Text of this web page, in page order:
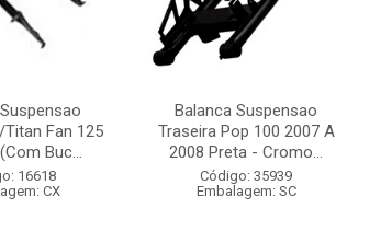
Fan 125
Buc...
16618
CX
Balanca Suspensao
Traseira Pop 100 2007 A
2008 Preta - Cromo...
Código: 35939
Embalagem: SC